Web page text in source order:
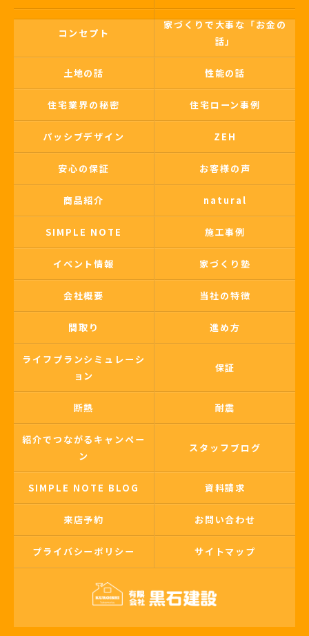
コンセプト
家づくりで大事な「お金の
話」
土地の話 性能の話
住宅業界の秘密 住宅ローン事例
パッシブデザイン ZEH
安心の保証 お客様の声
商品紹介 natural
SIMPLE NOTE 施工事例
イベント情報 家づくり塾
会社概要 当社の特徴
間取り 進め方
ライフプランシミュレーシ
ョン
保証
断熱 耐震
紹介でつながるキャンペー
ン
スタッフブログ
SIMPLE NOTE BLOG 資料請求
来店予約 お問い合わせ
プライバシーポリシー サイトマップ